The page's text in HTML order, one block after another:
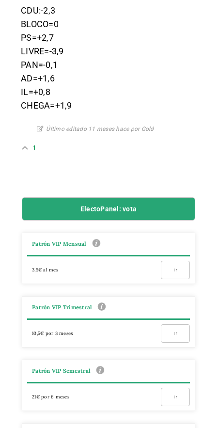
CDU:-2,3
BLOCO=0
PS=+2,7
LIVRE=-3,9
PAN=-0,1
AD=+1,6
IL=+0,8
CHEGA=+1,9
Último editado 11 meses hace por Gold
1
ElectoPanel: vota
Patrón VIP Mensual
3,5€ al mes Ir
Patrón VIP Trimestral
10,5€ por 3 meses Ir
Patrón VIP Semestral
21€ por 6 meses Ir